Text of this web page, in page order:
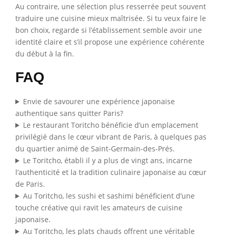
Au contraire, une sélection plus resserrée peut souvent
traduire une cuisine mieux maîtrisée. Si tu veux faire le
bon choix, regarde si l’établissement semble avoir une
identité claire et s’il propose une expérience cohérente
du début à la fin.
FAQ
Envie de savourer une expérience japonaise
authentique sans quitter Paris?
Le restaurant Toritcho bénéficie d’un emplacement
privilégié dans le cœur vibrant de Paris, à quelques pas
du quartier animé de Saint-Germain-des-Prés.
Le Toritcho, établi il y a plus de vingt ans, incarne
l’authenticité et la tradition culinaire japonaise au cœur
de Paris.
Au Toritcho, les sushi et sashimi bénéficient d’une
touche créative qui ravit les amateurs de cuisine
japonaise.
Au Toritcho, les plats chauds offrent une véritable